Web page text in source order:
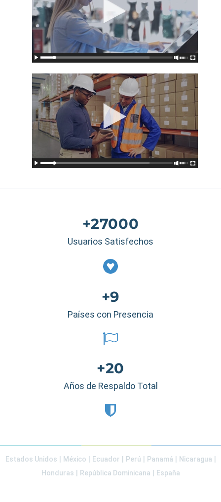
+27000
Usuarios Satisfechos
+9
Países con Presencia
+20
Años de Respaldo Total
Estados Unidos México Ecuador Perú Panamá Nicaragua
Honduras
República Dominicana España